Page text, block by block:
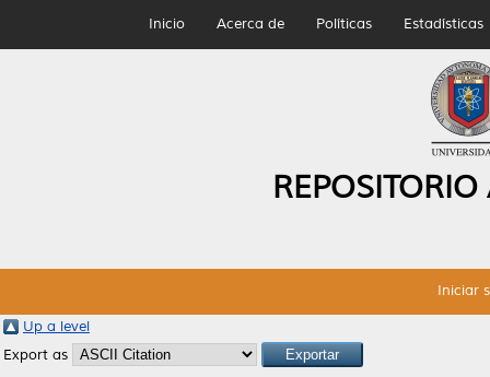
Inicio Acerca de Políticas Estadísticas
Iniciar
Up a level
Export as